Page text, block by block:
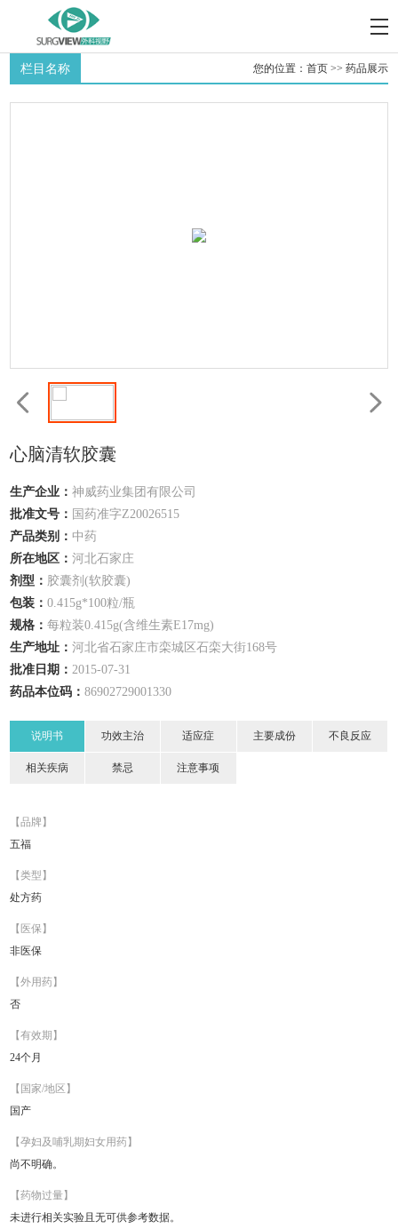
栏目名称 您的位置： 首页>> 药品展示
心脑清软胶囊
生产企业：神威药业集团有限公司
批准文号： 国药准字Z20026515
产品类别： 中药
所在地区：河北石家庄
剂型： 胶囊剂(软胶囊)
包装：0.415g*100粒/瓶
规格：每粒装0.415g(含维生素E17mg)
生产地址：河北省石家庄市栾城区石栾大街168号
批准日期：2015-07-31
药品本位码：86902729001330
说明书 功效主治 适应症 主要成份 不良反应
相关疾病 禁忌 注意事项
【品牌】
五福
【类型】
处方药
【医保】
非医保
【外用药】
否
【有效期】
24个月
【国家/地区】
国产
【孕妇及哺乳期妇女用药】
尚不明确。
【药物过量】
未进行相关实验且无可供参考数据。